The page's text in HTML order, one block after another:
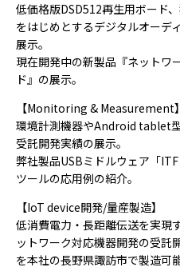
低価格版DSD512再生用ボード
をはじめとするデジタルオーデ
展示。
現在開発中の新製品『ネットワ
ド』の展示。
【Monitoring & Measurement】
環境計測機器やAndroid tablet
受託開発実績の展示。
弊社製品USBミドルウェア「
ツールの応用例の紹介。
【IoT device開発/量産製造】
低消費電力・長距離伝送を実現
ットワーク対応機器開発の受託
を本社の長野県諏訪市で製造可